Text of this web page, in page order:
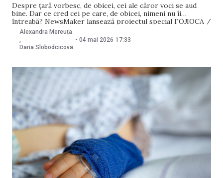
Despre țară vorbesc, de obicei, cei ale căror voci se aud
bine. Dar ce cred cei pe care, de obicei, nimeni nu îi
întreabă? NewsMaker lansează proiectul special ГОЛОСА /
VOCI. Am vizitat mai multe sate ai căror locuitori sunt
vorbitori nativi de limba rusă ca să îi ascultăm pe
Alexandra Mereuța
,
Daria Slobodcicova
- 04 mai 2026 17:33